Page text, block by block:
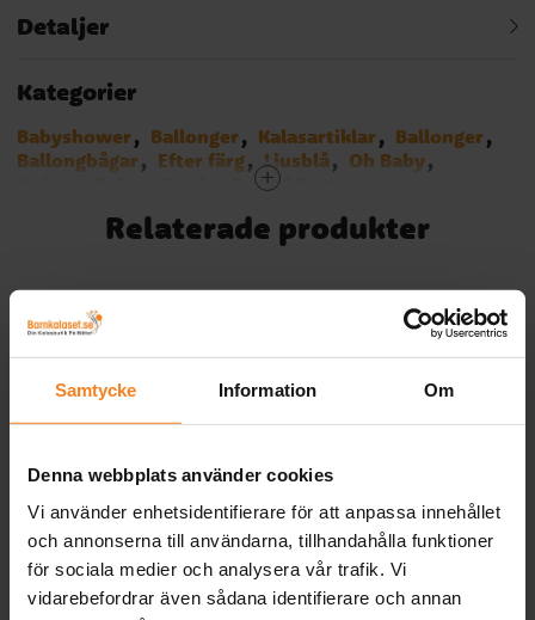
Samtycke Information Om
Denna webbplats använder cookies
Vi använder enhetsidentifierare för att anpassa innehållet
och annonserna till användarna, tillhandahålla funktioner
för sociala medier och analysera vår trafik. Vi
vidarebefordrar även sådana identifierare och annan
Detaljer
Kategorier
Babyshower Ballonger Kalasartiklar
Ballonger
Ballongbågar
Efter färg Ljusblå
Oh Baby
Gender Reveal Party
Botanical Baby
Teddybjörn Babyshower
Relaterade produkter
DIY Ballongbåge Baby
Pink
Pris :299,00 kr
299,00 kr
DIY Ballongbåge Blusch
Aprikos
Pris :299,00 kr
299,00 kr